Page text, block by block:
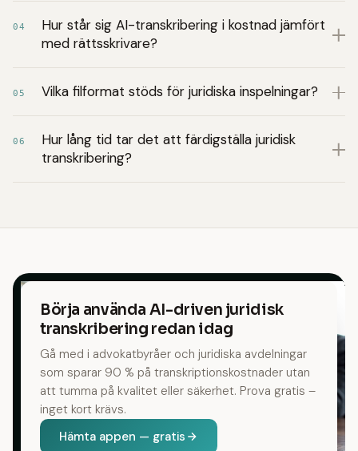
04
Hur står sig AI-transkribering i kostnad jämfört
med rättsskrivare?
05 Vilka filformat stöds för juridiska inspelningar?
06
Hur lång tid tar det att färdigställa juridisk
transkribering?
Börja använda AI-driven juridisk
transkribering redan idag
Gå med i advokatbyråer och juridiska avdelningar
som sparar 90 % på transkriptionskostnader utan
att tumma på kvalitet eller säkerhet. Prova gratis –
inget kort krävs.
Hämta appen — gratis